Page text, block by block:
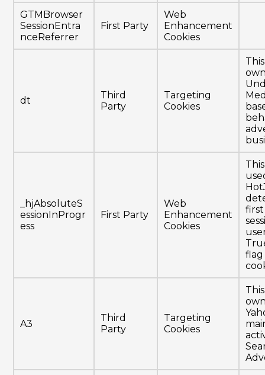
GTMBrowser
SessionEntra
nceReferrer
First Party
Web
Enhancement
Cookies
dt
Third
Party
Targeting
Cookies
_hjAbsoluteS
essionInProgr
ess
First Party
Web
Enhancement
Cookies
A3
Third
Party
Targeting
Cookies